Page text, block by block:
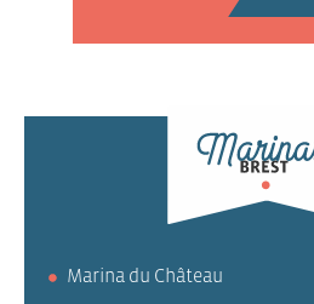
Marina du Château